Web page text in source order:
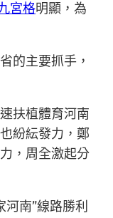
宮格明顯，為
的主要抓手，
扶植體育河南
紛紜發力，鄭
，周全激起分
南”線路勝利